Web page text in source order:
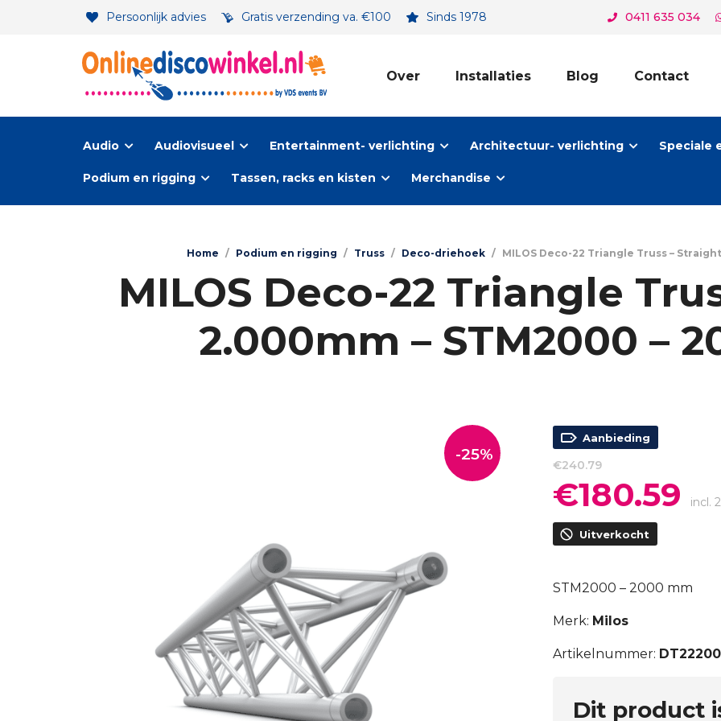
Persoonlijk advies Gratis verzending va. €100 Sinds 1978 0411 635 034
Over Installaties Blog Contact
Audio Audiovisueel Entertainment- verlichting Architectuur- verlichting Speciale
Podium en rigging Tassen, racks en kisten Merchandise
Home / Podium en rigging / Truss / Deco-driehoek / MILOS Deco-22 Triangle Truss –
MILOS Deco-22 Triangle
2.000mm – STM2000 –
-25%
Aanbieding
€240.79
Oorspronkelijke
prijs
was:
€240.79.
€180.59 prijs
incl.
Uitverkocht
STM2000 – 2000 mm
Merk: Milos
Artikelnummer: DT22200
Dit product